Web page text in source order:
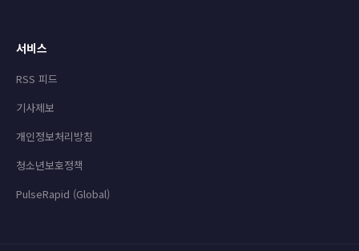
서비스
RSS 피드
기사제보
개인정보처리방침
청소년보호정책
PulseRapid (Global)